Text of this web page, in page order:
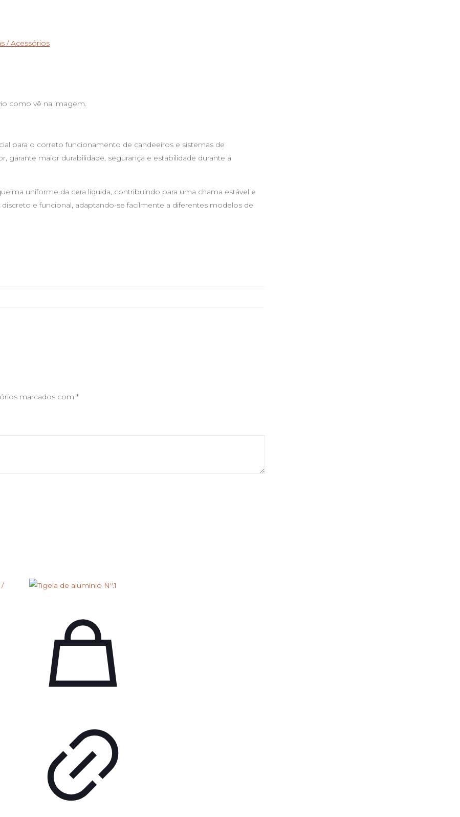
/ Acessórios
como vê na imagem.
para o correto funcionamento de candeeiros e sistemas de
garante maior durabilidade, segurança e estabilidade durante a
uniforme da cera líquida, contribuindo para uma chama estável e
e funcional, adaptando-se facilmente a diferentes modelos de
marcados com *